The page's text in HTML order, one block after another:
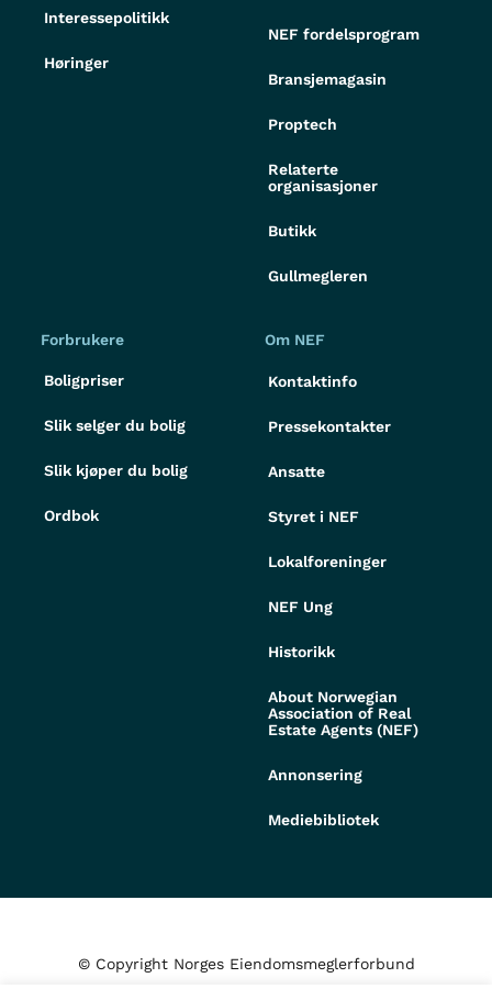
Interessepolitikk
Høringer
NEF fordelsprogram
Bransjemagasin
Proptech
Relaterte
organisasjoner
Butikk
Gullmegleren
Forbrukere
Boligpriser
Slik selger du bolig
Slik kjøper du bolig
Ordbok
Om NEF
Kontaktinfo
Pressekontakter
Ansatte
Styret i NEF
Lokalforeninger
NEF Ung
Historikk
About Norwegian
Association of Real
Estate Agents (NEF)
Annonsering
Mediebibliotek
© Copyright Norges Eiendomsmeglerforbund